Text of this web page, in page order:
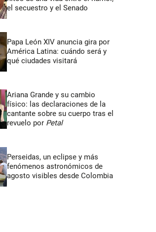
el secuestro y el Senado
Papa León XIV anuncia gira por
América Latina: cuándo será y
qué ciudades visitará
Ariana Grande y su cambio
físico: las declaraciones de la
cantante sobre su cuerpo tras el
revuelo por Petal
Perseidas, un eclipse y más
fenómenos astronómicos de
agosto visibles desde Colombia